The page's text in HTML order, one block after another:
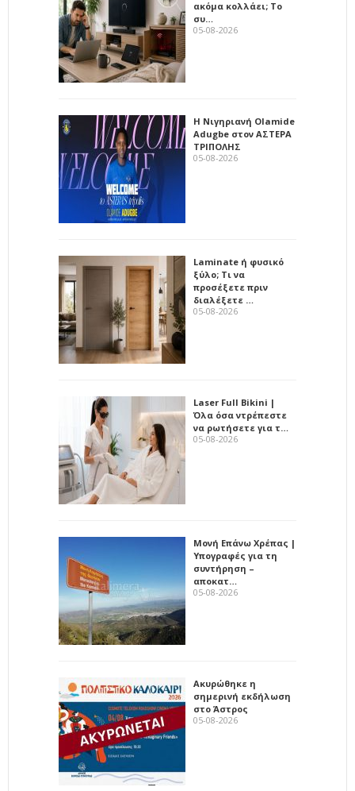
ακόμα κολλάει; Το
συ…
05-08-2026
Η Νιγηριανή Olamide
Adugbe στον ΑΣΤΕΡΑ
ΤΡΙΠΟΛΗΣ
05-08-2026
Laminate ή φυσικό
ξύλο; Τι να
προσέξετε πριν
διαλέξετε …
05-08-2026
Laser Full Bikini |
Όλα όσα ντρέπεστε
να ρωτήσετε για τ…
05-08-2026
Μονή Επάνω Χρέπας |
Υπογραφές για τη
συντήρηση –
αποκατ…
05-08-2026
Ακυρώθηκε η
σημερινή εκδήλωση
στο Άστρος
05-08-2026